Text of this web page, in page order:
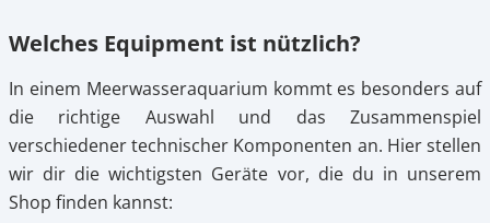
Welches Equipment ist nützlich?
In einem Meerwasseraquarium kommt es besonders auf
die richtige Auswahl und das Zusammenspiel
verschiedener technischer Komponenten an. Hier stellen
wir dir die wichtigsten Geräte vor, die du in unserem
Shop finden kannst: